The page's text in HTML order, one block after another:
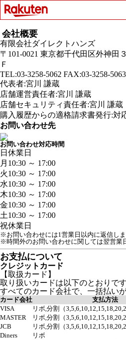
会社概要
有限会社ダイレクトハンズ
〒101-0021 東京都千代田区外神田
Ｆ
TEL:03-3258-5062 FAX:03-3258-5063
代表者:宮川 謙蔵
店舗運営責任者:宮川 謙蔵
店舗セキュリティ責任者:宮川 謙蔵
購入履歴からの適格請求書発行:対
お問い合わせ先
お問い合わせ対応時間
日 休業日
月 10:30 ～ 17:00
火10:30 ～ 17:00
水10:30 ～ 17:00
木10:30 ～ 17:00
金10:30 ～ 17:00
土10:30 ～ 17:00
祝休業日
※お問い合わせには1営業日以内に返信しま
※時間外のお問い合わせに関しては翌営業
お支払について
クレジットカード
【取扱カード】
取り扱いカードは以下のとおりです
すべてのカード会社で、一括払い
カード会社
支払方法
VISA
リボ,分割（
MASTER
リボ,分割（
JCB
リボ,分割（
Diners
リボ